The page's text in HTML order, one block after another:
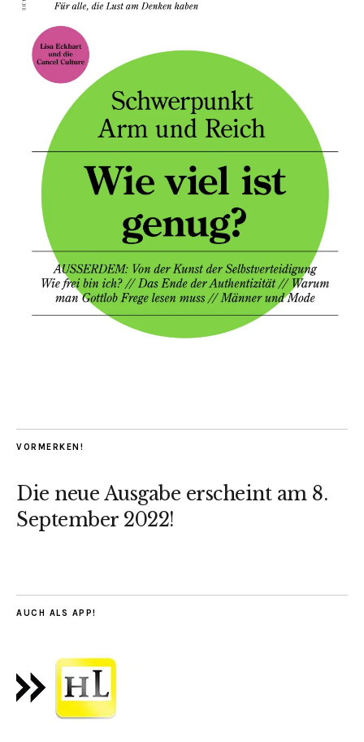
VORMERKEN!
Die neue Ausgabe erscheint am 8.
September 2022!
AUCH ALS APP!